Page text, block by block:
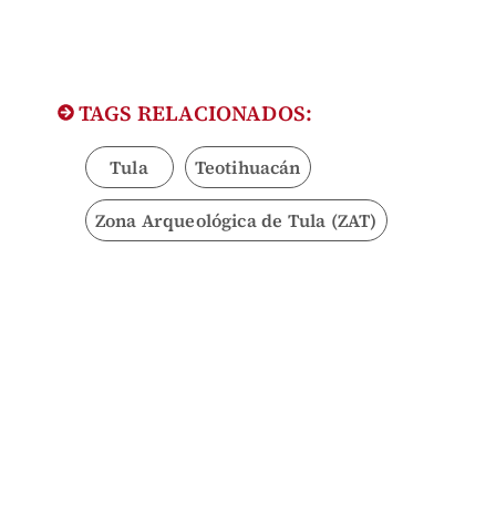
TAGS RELACIONADOS:
Tula Teotihuacán
Zona Arqueológica de Tula (ZAT)